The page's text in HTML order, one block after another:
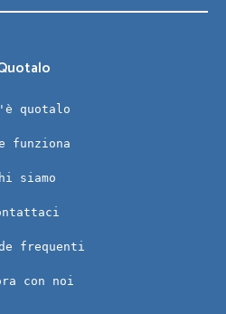
quotalo
funziona
siamo
frequenti
con noi